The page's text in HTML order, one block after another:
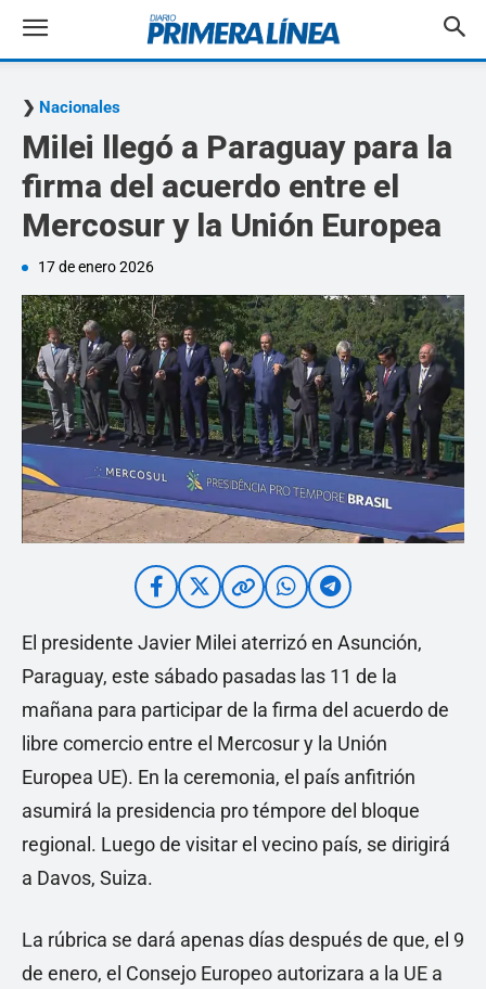
Nacionales
Milei llegó a Paraguay para la
firma del acuerdo entre el
Mercosur y la Unión Europea
17 de enero 2026
El presidente Javier Milei aterrizó en Asunción,
Paraguay, este sábado pasadas las 11 de la
mañana para participar de la firma del acuerdo de
libre comercio entre el Mercosur y la Unión
Europea UE). En la ceremonia, el país anfitrión
asumirá la presidencia pro témpore del bloque
regional. Luego de visitar el vecino país, se dirigirá
a Davos, Suiza.
La rúbrica se dará apenas días después de que, el 9
de enero, el Consejo Europeo autorizara a la UE a